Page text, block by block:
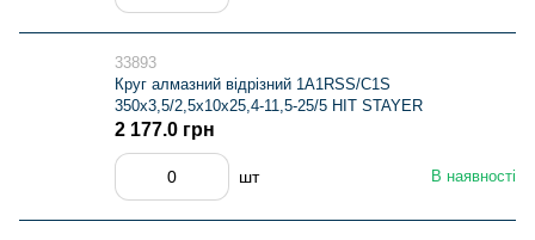
33893
Круг алмазний вiдрiзний 1A1RSS/C1S
350x3,5/2,5x10х25,4-11,5-25/5 HIT STAYER
В наявності
2 177.0 грн
шт